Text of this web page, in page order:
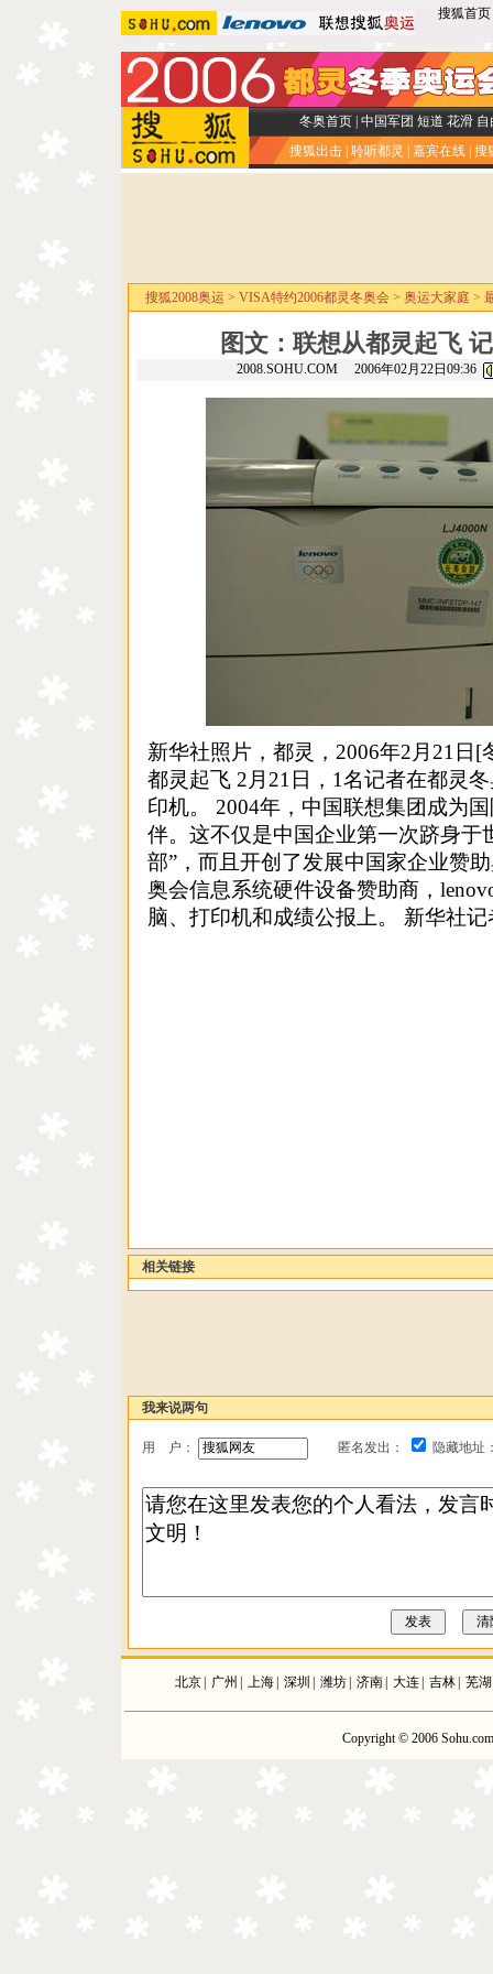
搜狐首页
冬奥首页| 中国军团 短道 花滑 自
搜狐出击 聆听都灵 嘉宾在线 搜
搜狐2008奥运 > VISA特约2006都灵冬奥会> 奥运大家庭 >
图文：联想从都灵起飞
2008.SOHU.COM 2006年02月22日09:36
新华社照片，都灵，2006年2月21日[
都灵起飞 2月21日，1名记者在都灵
印机。 2004年，中国联想集团成为
伴。这不仅是中国企业第一次跻身于
部”，而且开创了发展中国家企业赞
奥会信息系统硬件设备赞助商，
脑、打印机和成绩公报上。
新华社
相关链接
我来说两句
用 户： 匿名发出： 隐藏地址
北京 广州 上海 深圳 潍坊 济南 大连 吉林 芜湖
Copyright © 2006